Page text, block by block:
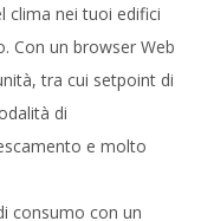
clima nei tuoi edifici
Con un browser Web
tra cui setpoint di
di
e molto
consumo con un